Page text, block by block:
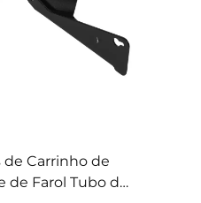
de Carrinho de
de Farol Tubo de